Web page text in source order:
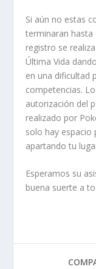
Si aún no estas
terminaran hasta
registro se
Última Vida
en una dificultad
competencias.
autorización del
realizado por
solo hay espacio
apartando tu
Esperamos su
buena suerte a